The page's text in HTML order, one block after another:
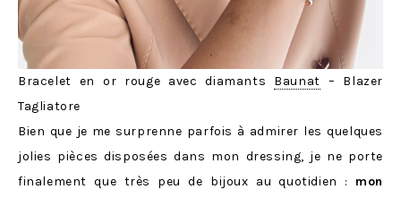
Bracelet en or rouge avec diamants Baunat – Blazer
Tagliatore
Bien que je me surprenne parfois à admirer les quelques
jolies pièces disposées dans mon dressing, je ne porte
finalement que très peu de bijoux au quotidien : mon